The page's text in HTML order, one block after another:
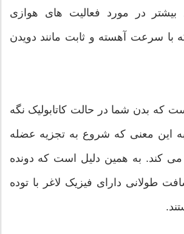
بیشتر در مورد فعالیت های هوازی
با سرعت آهسته و ثابت مانند دویدن
که بدن شما در حالت کاتابولیک نگه
این معنی که شروع به تجزیه عضله
می کند. به همین دلیل است که دونده
طولانی دارای فیزیک لاغر با توده